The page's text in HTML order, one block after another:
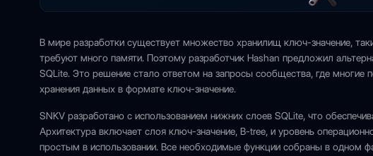
В мире разработки существует множество хранилищ ключ-значение,
требуют много памяти. Поэтому разработчик Hashan предложил
SQLite. Это решение стало ответом на запросы сообщества, где многие
хранения данных в формате ключ-значение.
SNKV разработано с использованием нижних слоев SQLite, что
Архитектура включает слоя ключ-значение, B-tree, и уровень
простым в использовании. Все необходимые функции собраны в одном